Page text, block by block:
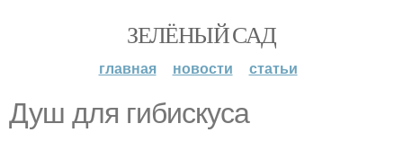
ЗЕЛЁНЫЙ САД
главная новости статьи
Душ для гибискуса